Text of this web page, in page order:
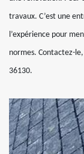
travaux. C’est une
l’expérience pour
normes. Contactez-
36130.